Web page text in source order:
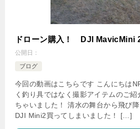
ドローン購入！ DJI MavicMini
公開日：
ブログ
今回の動画はこちらです こんにちは
く釣り具ではなく撮影アイテムのご
ちゃいました！ 清水の舞台から飛び
DJI Mini2買ってしまいました！ […]